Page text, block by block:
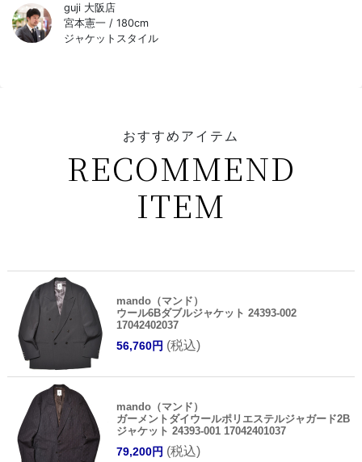
guji 大阪店
宮本憲一 / 180cm
ジャケットスタイル
おすすめアイテム
RECOMMEND
ITEM
mando（マンド）
ウール6Bダブルジャケット 24393-002
17042402037
56,760円 (税込)
mando（マンド）
ガーメントダイウールポリエステルジャガード2B
ジャケット 24393-001 17042401037
79,200円 (税込)